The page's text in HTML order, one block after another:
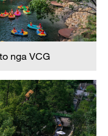
nga VCG